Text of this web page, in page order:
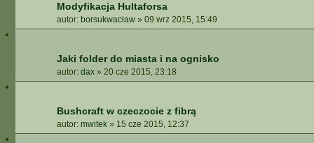
Modyfikacja Hultaforsa
autor: borsukwacław » 09 wrz 2015, 15:49
Jaki folder do miasta i na ognisko
autor: dax » 20 cze 2015, 23:18
Bushcraft w czeczocie z fibrą
autor: mwitek » 15 cze 2015, 12:37